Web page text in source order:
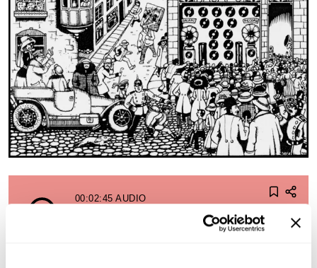
00:02:45AUDIO